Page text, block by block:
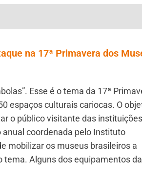
na 17ª Primavera dos
Esse é o tema da 17ª
espaços culturais cariocas. O
o público visitante das
coordenada pelo Instituto
mobilizar os museus brasileiros a
Alguns dos equipamentos da